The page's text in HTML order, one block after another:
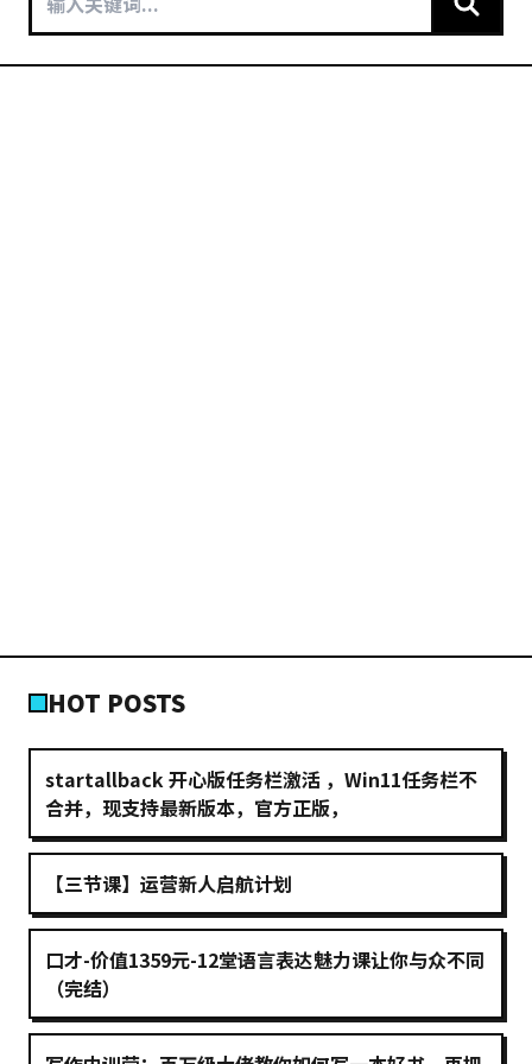
HOT POSTS
startallback 开心版任务栏激活 ，Win11任务栏不
合并，现支持最新版本，官方正版，
【三节课】运营新人启航计划
口才-价值1359元-12堂语言表达魅力课让你与众不同
（完结）